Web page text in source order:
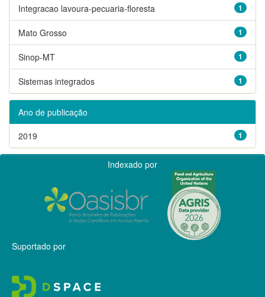
1
Integracao lavoura-pecuaria-floresta
1
Mato Grosso
1
Sinop-MT
1
Sistemas integrados
Ano de publicação
1
2019
Indexado por
Suportado por